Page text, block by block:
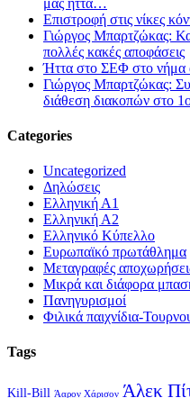
Επιστροφή στις νίκες
Γιώργος Μπαρτζώκας:
πολλές κακές αποφάσεις
Ήττα στο ΣΕΦ στο νήμα
Γιώργος Μπαρτζώκας:
διάθεση διακοπών στο
Categories
Uncategorized
Δηλώσεις
Ελληνική Α1
Ελληνική Α2
Ελληνικό Κύπελλο
Ευρωπαϊκό πρωτάθλημα
Μεταγραφές
Μικρά και διάφορα
Πανηγυρισμοί
Φιλικά παιχνίδια-
Tags
Kill-Bill Άαρον Χάρισον Άλεκ